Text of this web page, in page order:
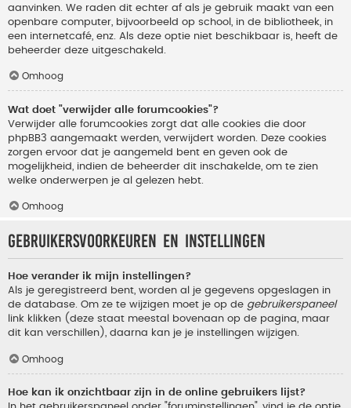
aanvinken. We raden dit echter af als je gebruik maakt van een
openbare computer, bijvoorbeeld op school, in de bibliotheek, in
een internetcafé, enz. Als deze optie niet beschikbaar is, heeft de
beheerder deze uitgeschakeld.
Omhoog
Wat doet "verwijder alle forumcookies"?
Verwijder alle forumcookies zorgt dat alle cookies die door
phpBB3 aangemaakt werden, verwijdert worden. Deze cookies
zorgen ervoor dat je aangemeld bent en geven ook de
mogelijkheid, indien de beheerder dit inschakelde, om te zien
welke onderwerpen je al gelezen hebt.
Omhoog
Gebruikersvoorkeuren en instellingen
Hoe verander ik mijn instellingen?
Als je geregistreerd bent, worden al je gegevens opgeslagen in
de database. Om ze te wijzigen moet je op de gebruikerspaneel
link klikken (deze staat meestal bovenaan op de pagina, maar
dit kan verschillen), daarna kan je je instellingen wijzigen.
Omhoog
Hoe kan ik onzichtbaar zijn in de online gebruikers lijst?